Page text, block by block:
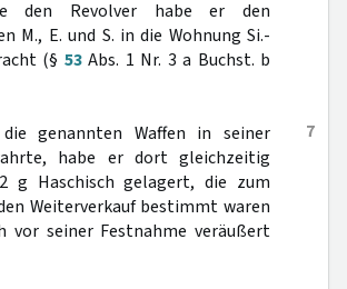
den Revolver habe er den
M., E. und S. in die Wohnung Si.-
(§ 53Abs. 1 Nr. 3 a Buchst. b
7
genannten Waffen in seiner
habe er dort gleichzeitig
g Haschisch gelagert, die zum
Weiterverkauf bestimmt waren
vor seiner Festnahme veräußert